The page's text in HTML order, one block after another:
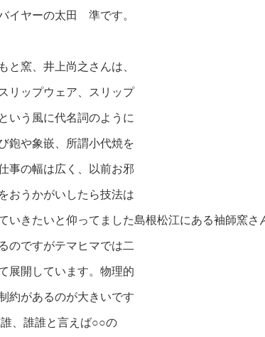
イヤーの太田 準です。
と窯、井上尚之さんは、
リップウェア、スリップ
いう風に代名詞のように
鉋や象嵌、所謂小代焼を
事の幅は広く、以前お邪
おうかがいしたら技法は
いきたいと仰ってました島根松江にある袖師窯さ
のですがテマヒマでは二
展開しています。物理的
約があるのが大きいです
、誰誰と言えば○○の